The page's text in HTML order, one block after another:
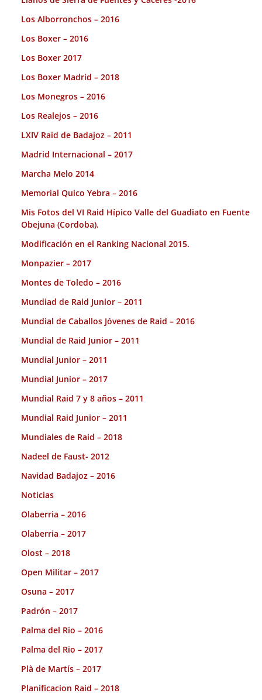
Los Alborronchos – 2016
Los Boxer – 2016
Los Boxer 2017
Los Boxer Madrid – 2018
Los Monegros – 2016
Los Realejos – 2016
LXIV Raid de Badajoz – 2011
Madrid Internacional – 2017
Marcha Melo 2014
Memorial Quico Yebra – 2016
Mis Fotos del VI Raid Hípico Valle del Guadiato en Fuente
Obejuna (Cordoba).
Modificación en el Ranking Nacional 2015.
Monpazier – 2017
Montes de Toledo – 2016
Mundiad de Raid Junior – 2011
Mundial de Caballos Jóvenes de Raid – 2016
Mundial de Raid Junior – 2011
Mundial Junior – 2011
Mundial Junior – 2017
Mundial Raid 7 y 8 años – 2011
Mundial Raid Junior – 2011
Mundiales de Raid – 2018
Nadeel de Faust- 2012
Navidad Badajoz – 2016
Noticias
Olaberria – 2016
Olaberria – 2017
Olost – 2018
Open Militar – 2017
Osuna – 2017
Padrón – 2017
Palma del Rio – 2016
Palma del Rio – 2017
Plà de Martís – 2017
Planificacion Raid – 2018